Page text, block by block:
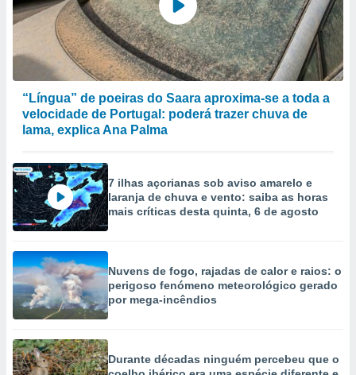
“Língua” de poeiras do Saara aproxima-se a toda a
velocidade de Portugal: poderá trazer chuva de
lama, explica Ana Palma
7 ilhas açorianas sob aviso amarelo e
laranja de chuva e vento: saiba as horas
mais críticas desta quinta, 6 de agosto
Nuvens de fogo, rajadas de calor e raios: o
perigoso fenómeno meteorológico gerado
por mega-incêndios
Durante décadas ninguém percebeu que o